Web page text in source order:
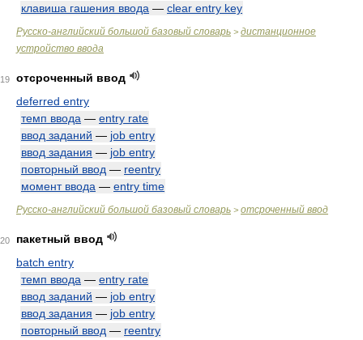
клавиша гашения ввода — clear entry key
Русско-английский большой базовый словарь > дистанционное
устройство ввода
19
отсроченный ввод
deferred entry
темп ввода — entry rate
ввод заданий — job entry
ввод задания — job entry
повторный ввод — reentry
момент ввода — entry time
Русско-английский большой базовый словарь > отсроченный ввод
20
пакетный ввод
batch entry
темп ввода — entry rate
ввод заданий — job entry
ввод задания — job entry
повторный ввод — reentry